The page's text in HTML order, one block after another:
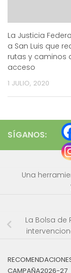
La Justicia
a San Luis que
rutas y caminos
acceso
1 JULIO, 2020
SÍGANOS:
Una
La Bolsa de
CAMPAÑA2026-27